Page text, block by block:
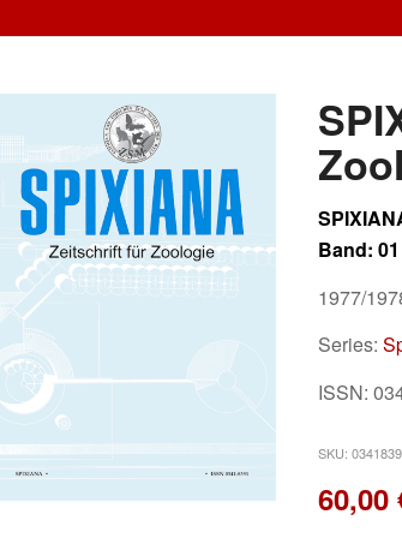
Band: 01
1977/
Series:
ISSN:
SKU:
60,00